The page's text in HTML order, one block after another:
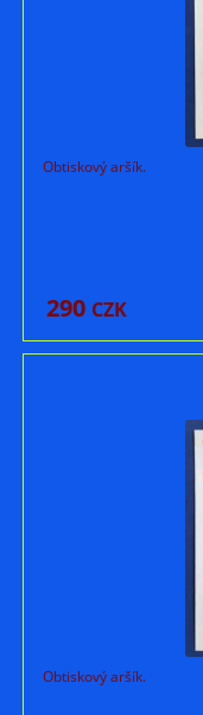
Obtiskový aršík.
290 CZK
Obtiskový aršík.